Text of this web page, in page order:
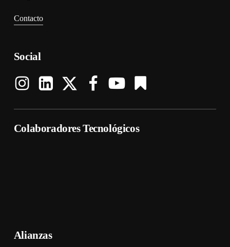
Contacto
Social
Colaboradores Tecnológicos
Alianzas